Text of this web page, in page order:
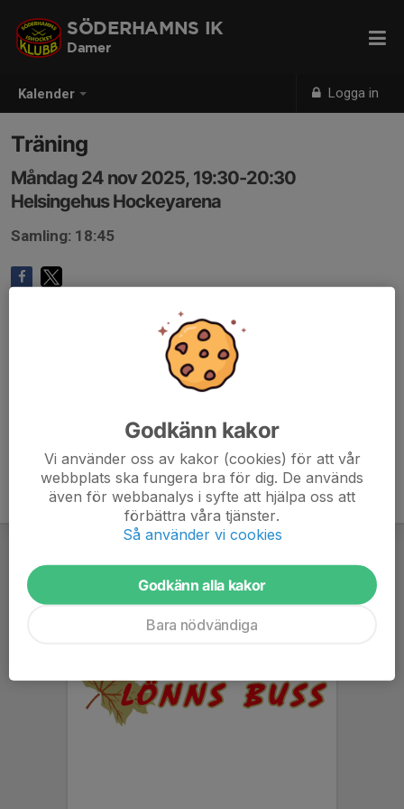
Kalender Logga in
SÖDERHAMNS IK
Damer
Träning
Måndag 24 nov 2025, 19:30-20:30
Helsingehus Hockeyarena
Samling: 18:45
Godkänn kakor
Vi använder oss av kakor (cookies) för att vår
webbplats ska fungera bra för dig. De används
även för webbanalys i syfte att hjälpa oss att
förbättra våra tjänster.
Så använder vi cookies
Godkänn alla kakor
Bara nödvändiga